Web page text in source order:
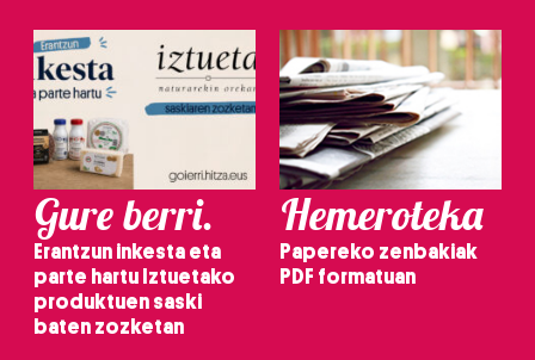
Gure berri.
Erantzun inkesta eta
parte hartu Iztuetako
produktuen saski
baten zozketan
Hemeroteka
Papereko zenbakiak
PDF formatuan